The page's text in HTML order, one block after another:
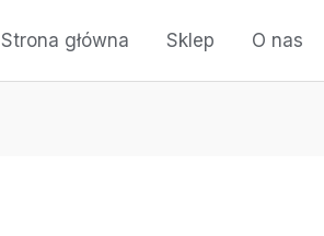
Strona główna Sklep O nas